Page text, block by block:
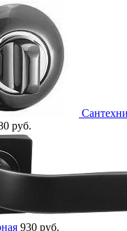
руб.
930 руб.